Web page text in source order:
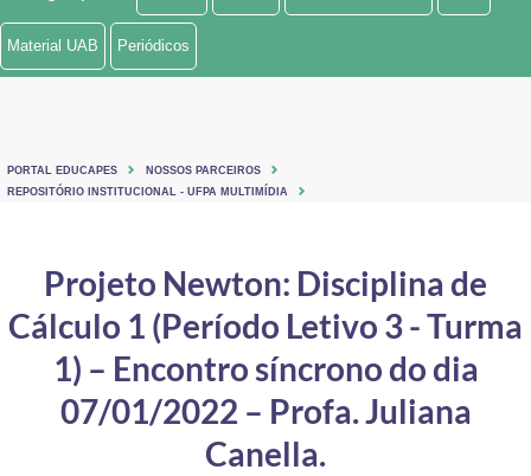
Ministério de Minas e Energia
Ministério do Turismo
Controladoria-Geral da União
Ministério da Mulher, da Família e dos Direitos Humanos
Secretaria-Geral
Material UAB Periódicos
PORTAL EDUCAPES
NOSSOS PARCEIROS
REPOSITÓRIO INSTITUCIONAL - UFPA MULTIMÍDIA
Projeto Newton: Disciplina de
Cálculo 1 (Período Letivo 3 - Turma
1) – Encontro síncrono do dia
07/01/2022 – Profa. Juliana
Canella.